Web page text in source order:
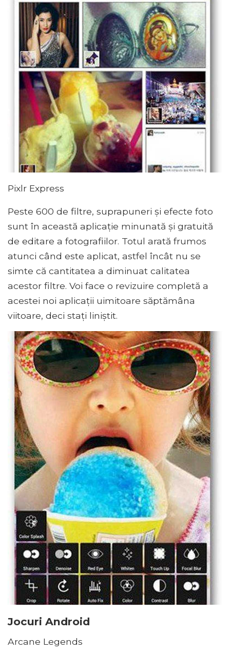
Pixlr Express
Peste 600 de filtre, suprapuneri și efecte foto
sunt în această aplicație minunată și gratuită
de editare a fotografiilor. Totul arată frumos
atunci când este aplicat, astfel încât nu se
simte că cantitatea a diminuat calitatea
acestor filtre. Voi face o revizuire completă a
acestei noi aplicații uimitoare săptămâna
viitoare, deci stați liniștit.
Jocuri Android
Arcane Legends